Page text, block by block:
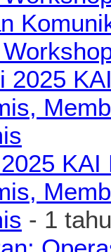
- 1